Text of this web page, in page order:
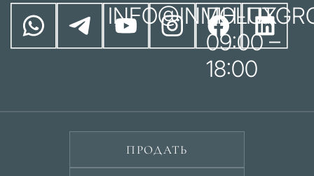
ПН-ПТ
09:00 –
18:00
ПРОДАТЬ